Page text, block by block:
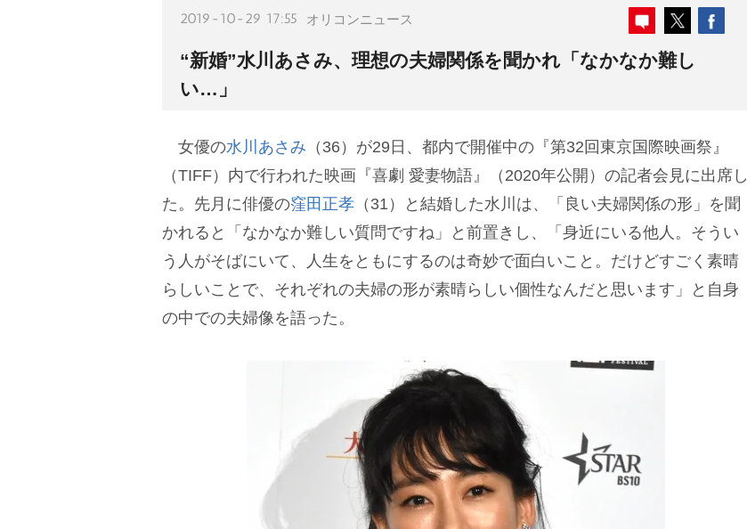
2019-10-29 17:55 オリコンニュース
“新婚”水川あさみ、理想の夫婦関係を聞かれ「なかなか難し
い…」
女優の水川あさみ （36）が29日、都内で開催中の『第32回東京国際映画祭』
（TIFF）内で行われた映画『喜劇 愛妻物語』（2020年公開）の記者会見に出席し
た。先月に俳優の窪田正孝 （31）と結婚した水川は、「良い夫婦関係の形」を聞
かれると「なかなか難しい質問ですね」と前置きし、「身近にいる他人。そうい
う人がそばにいて、人生をともにするのは奇妙で面白いこと。だけどすごく素晴
らしいことで、それぞれの夫婦の形が素晴らしい個性なんだと思います」と自身
の中での夫婦像を語った。